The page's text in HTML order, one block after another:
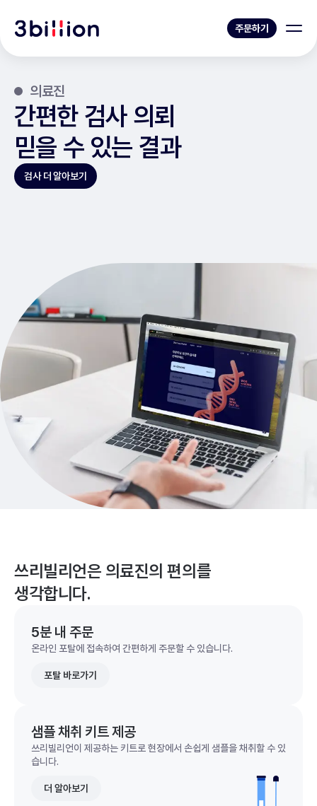
주문하기
의료진
간편한 검사 의뢰
믿을 수 있는 결과
검사 더 알아보기
쓰리빌리언은 의료진의 편의를
생각합니다.
5분 내 주문
온라인 포탈에 접속하여 간편하게 주문할 수 있습니다.
포탈 바로가기
샘플 채취 키트 제공
쓰리빌리언이 제공하는 키트로 현장에서 손쉽게 샘플을 채취할 수 있
습니다.
더 알아보기